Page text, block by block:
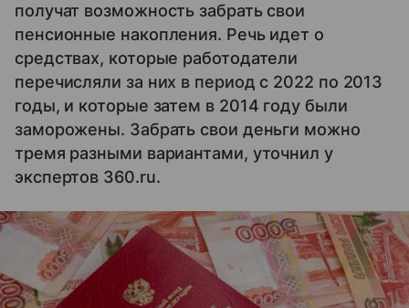
получат возможность забрать свои
пенсионные накопления. Речь идет о
средствах, которые работодатели
перечисляли за них в период с 2022 по 2013
годы, и которые затем в 2014 году были
заморожены. Забрать свои деньги можно
тремя разными вариантами, уточнил у
экспертов 360.ru.